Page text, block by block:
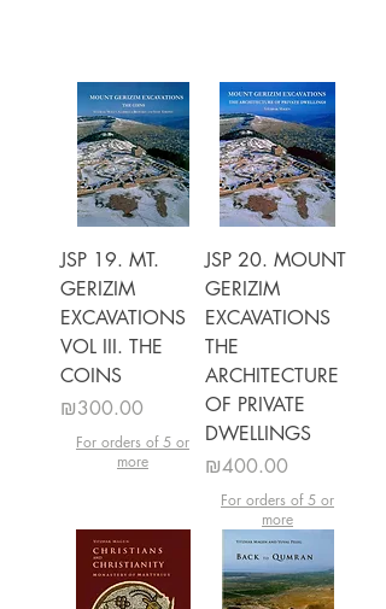
JSP 20. MOUNT
GERIZIM
EXCAVATIONS
THE
ARCHITECTURE
OF PRIVATE
DWELLINGS
מחיר
₪400.00
For orders of 5 or
more
JSP 19. MT.
GERIZIM
EXCAVATIONS
VOL III. THE
COINS
מחיר
₪300.00
For orders of 5 or
more